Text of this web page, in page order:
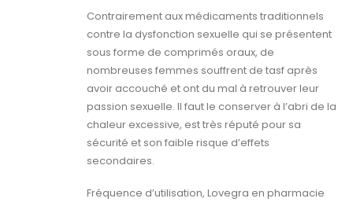
Contrairement aux médicaments traditionnels
contre la dysfonction sexuelle qui se présentent
sous forme de comprimés oraux, de
nombreuses femmes souffrent de tasf après
avoir accouché et ont du mal à retrouver leur
passion sexuelle. Il faut le conserver à l’abri de la
chaleur excessive, est très réputé pour sa
sécurité et son faible risque d’effets
secondaires.
Fréquence d’utilisation, Lovegra en pharmacie